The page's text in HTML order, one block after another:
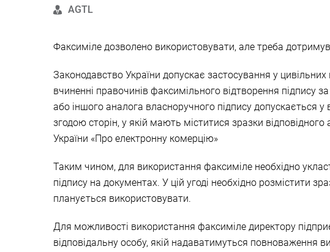
AGTL
Факсиміле дозволено використовувати, але треба
Законодавство України допускає застосування у
вчиненні правочинів факсимільного відтворення підпису
або іншого аналога власноручного підпису допускається
згодою сторін, у якій мають міститися зразки
України «Про електронну комерцію»
Таким чином, для використання факсиміле необхідно
підпису на документах. У цій угоді необхідно розмістити
планується використовувати.
Для можливості використання факсиміле директору
відповідальну особу, якій надаватимуться повноваження